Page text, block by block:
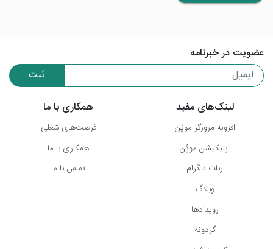
عضویت در خبرنامه
ثبت
لینک‌های مفید
افزونه مرورگر موپُن
اپلیکیشن موپُن
ربات تلگرام
وبلاگ
رویدادها
گردونه
همکاری با ما
فرصت‌های شغلی
همکاری با ما
تماس با ما